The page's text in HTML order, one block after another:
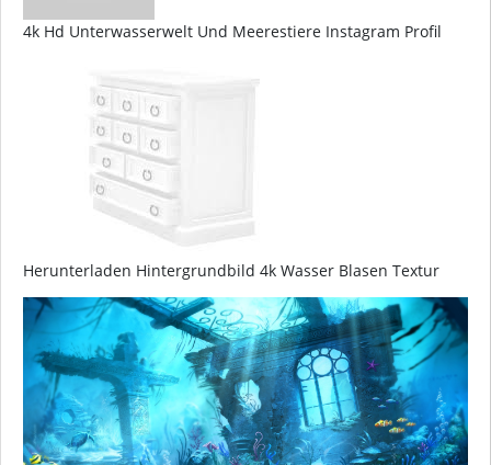
4k Hd Unterwasserwelt Und Meerestiere Instagram Profil
Herunterladen Hintergrundbild 4k Wasser Blasen Textur